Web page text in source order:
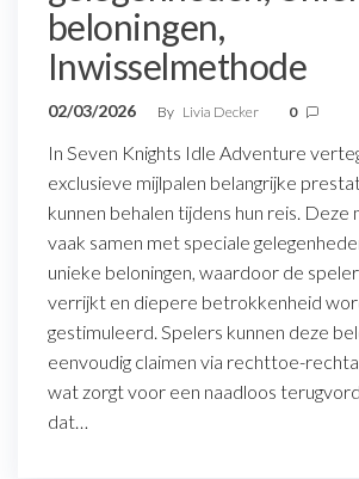
beloningen,
Inwisselmethode
02/03/2026 By Livia Decker 0
In Seven Knights Idle Adventure
exclusieve mijlpalen belangrijke
kunnen behalen tijdens hun reis. Deze
vaak samen met speciale
unieke beloningen, waardoor de
verrijkt en diepere betrokkenheid
gestimuleerd. Spelers kunnen deze
eenvoudig claimen via rechttoe-
wat zorgt voor een naadloos
dat…